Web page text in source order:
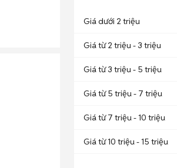
Giá dưới 2 triệu
Giá từ 2 triệu - 3 triệu
Giá từ 3 triệu - 5 triệu
Giá từ 5 triệu - 7 triệu
Giá từ 7 triệu - 10 triệu
Giá từ 10 triệu - 15 triệu